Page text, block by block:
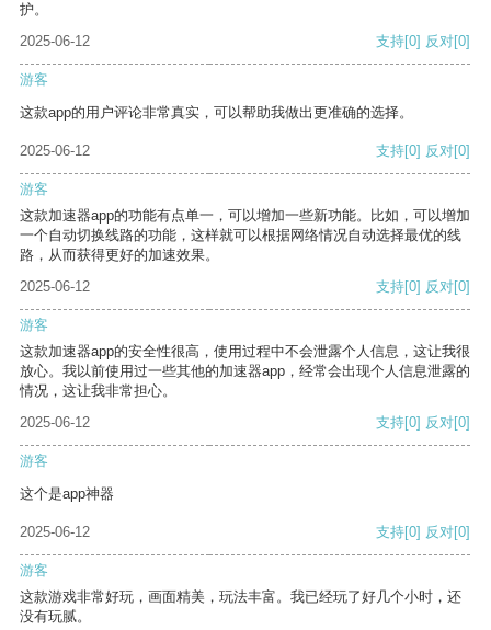
护。
2025-06-12
支持[0] 反对[0]
游客
这款app的用户评论非常真实，可以帮助我做出更准确的选择。
2025-06-12 支持[0] 反对[0]
游客
这款加速器app的功能有点单一，可以增加一些新功能。比如，可以增加
一个自动切换线路的功能，这样就可以根据网络情况自动选择最优的线
路，从而获得更好的加速效果。
2025-06-12
支持[0] 反对[0]
游客
这款加速器app的安全性很高，使用过程中不会泄露个人信息，这让我很
放心。我以前使用过一些其他的加速器app，经常会出现个人信息泄露的
情况，这让我非常担心。
2025-06-12
支持[0] 反对[0]
游客
这个是app神器
2025-06-12 支持[0] 反对[0]
游客
这款游戏非常好玩，画面精美，玩法丰富。我已经玩了好几个小时，还
没有玩腻。